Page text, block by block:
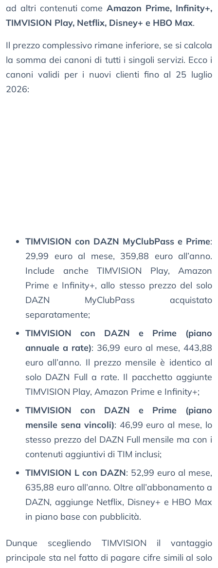
ad altri contenuti comeAmazon Prime, Infinity+,
TIMVISION Play, Netflix, Disney+ e HBO Max.
Il prezzo complessivo rimane inferiore, se si calcola
la somma dei canoni di tutti i singoli servizi. Ecco i
canoni validi per i nuovi clienti fino al 25 luglio
2026:
TIMVISION con DAZN MyClubPass e Prime:
29,99 euro al mese, 359,88 euro all’anno.
Include anche TIMVISION Play, Amazon
Prime e Infinity+, allo stesso prezzo del solo
DAZN MyClubPass acquistato
separatamente;
TIMVISION con DAZN e Prime (piano
annuale a rate): 36,99 euro al mese, 443,88
euro all’anno. Il prezzo mensile è identico al
solo DAZN Full a rate. Il pacchetto aggiunte
TIMVISION Play, Amazon Prime e Infinity+;
TIMVISION con DAZN e Prime (piano
mensile sena vincoli): 46,99 euro al mese, lo
stesso prezzo del DAZN Full mensile ma con i
contenuti aggiuntivi di TIM inclusi;
TIMVISION L con DAZN: 52,99 euro al mese,
635,88 euro all’anno. Oltre all’abbonamento a
DAZN, aggiunge Netflix, Disney+ e HBO Max
in piano base con pubblicità.
Dunque scegliendo TIMVISION il vantaggio
principale sta nel fatto di pagare cifre simili al solo